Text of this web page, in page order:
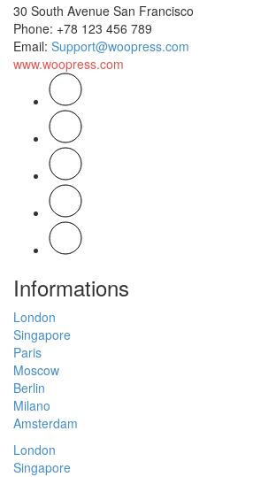
30 South Avenue San Francisco
Phone: +78 123 456 789
Email: Support@woopress.com
www.woopress.com
Informations
London
Singapore
Paris
Moscow
Berlin
Milano
Amsterdam
London
Singapore